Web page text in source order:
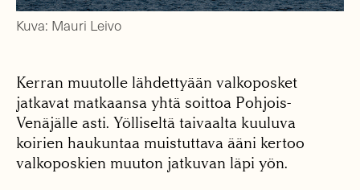
Kuva: Mauri Leivo
Kerran muutolle lähdettyään valkoposket
jatkavat matkaansa yhtä soittoa Pohjois-
Venäjälle asti. Yölliseltä taivaalta kuuluva
koirien haukuntaa muistuttava ääni kertoo
valkoposkien muuton jatkuvan läpi yön.